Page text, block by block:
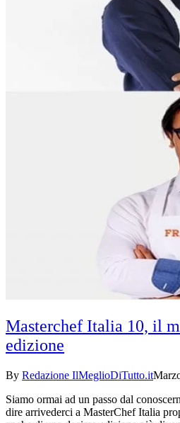
Masterchef Italia 10, il
edizione
By Redazione IlMeglioDiTutto.it
Siamo ormai ad un passo dal
dire arrivederci a MasterChef Italia